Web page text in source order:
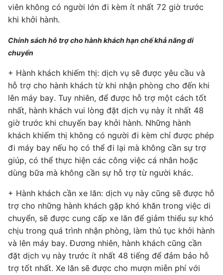
viên không có người lớn đi kèm ít nhất 72 giờ trước
khi khởi hành.
Chính sách hỗ trợ cho hành khách hạn chế khả năng di
chuyển
+ Hành khách khiếm thị: dịch vụ sẽ được yêu cầu và
hỗ trợ cho hành khách từ khi nhận phòng cho đến khi
lên máy bay. Tuy nhiên, để được hỗ trợ một cách tốt
nhất, hành khách vui lòng đặt dịch vụ này ít nhất 48
giờ trước khi chuyến bay khởi hành. Những hành
khách khiếm thị không có người đi kèm chỉ được phép
đi máy bay nếu họ có thể đi lại mà không cần sự trợ
giúp, có thể thực hiện các công việc cá nhân hoặc
dùng bữa mà không cần sự hỗ trợ từ người khác.
+ Hành khách cần xe lăn: dịch vụ này cũng sẽ được hỗ
trợ cho những hành khách gặp khó khăn trong việc di
chuyển, sẽ được cung cấp xe lăn để giảm thiểu sự khó
chịu trong quá trình nhận phòng, làm thủ tục khởi hành
và lên máy bay. Đương nhiên, hành khách cũng cần
đặt dịch vụ này trước ít nhất 48 tiếng để đảm bảo hỗ
trợ tốt nhất. Xe lăn sẽ được cho mượn miễn phí với